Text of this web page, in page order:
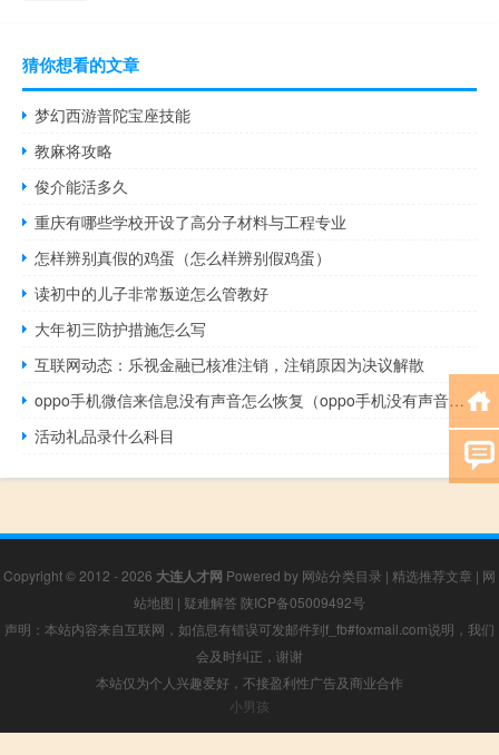
猜你想看的文章
梦幻西游普陀宝座技能
教麻将攻略
俊介能活多久
重庆有哪些学校开设了高分子材料与工程专业
怎样辨别真假的鸡蛋（怎么样辨别假鸡蛋）
读初中的儿子非常叛逆怎么管教好
大年初三防护措施怎么写
互联网动态：乐视金融已核准注销，注销原因为决议解散
oppo手机微信来信息没有声音怎么恢复（oppo手机没有声音是什么原因）
活动礼品录什么科目
Copyright © 2012 - 2026 大连人才网 Powered by 网站分类目录 | 精选推荐文章 | 网
站地图 | 疑难解答 陕ICP备05009492号
声明：本站内容来自互联网，如信息有错误可发邮件到f_fb#foxmail.com说明，我们
会及时纠正，谢谢
本站仅为个人兴趣爱好，不接盈利性广告及商业合作
小男孩